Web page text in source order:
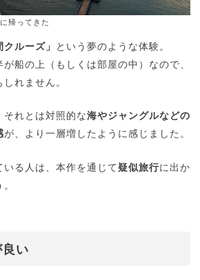
帰ってきた
ルーズ」 という夢のような体験。
船の上（もしくは部屋の中）なので、
れません。
それとは対照的な海やジャングルなどの
が、より一層増したように感じました。
る人は、本作を通じて疑似旅行に出か
い